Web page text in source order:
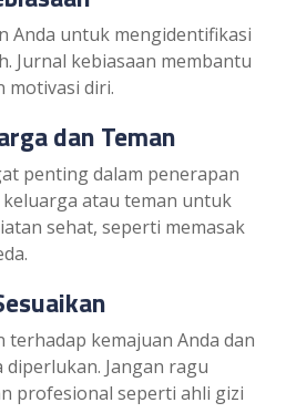
Anda untuk mengidentifikasi
Jurnal kebiasaan membantu
motivasi diri.
dan Teman
penting dalam penerapan
atau teman untuk
sehat, seperti memasak
kemajuan Anda dan
Jangan ragu
profesional seperti ahli gizi